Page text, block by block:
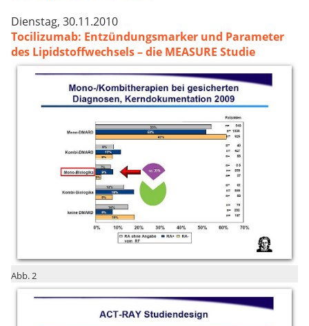
Dienstag, 30.11.2010
Tocilizumab: Entzündungsmarker und Parameter
des Lipidstoffwechsels – die MEASURE Studie
Abb. 2